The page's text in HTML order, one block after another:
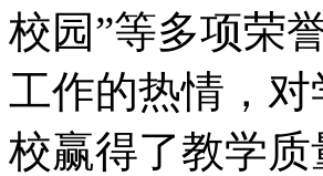
校园”等多项
工作的热情，
校赢得了教学